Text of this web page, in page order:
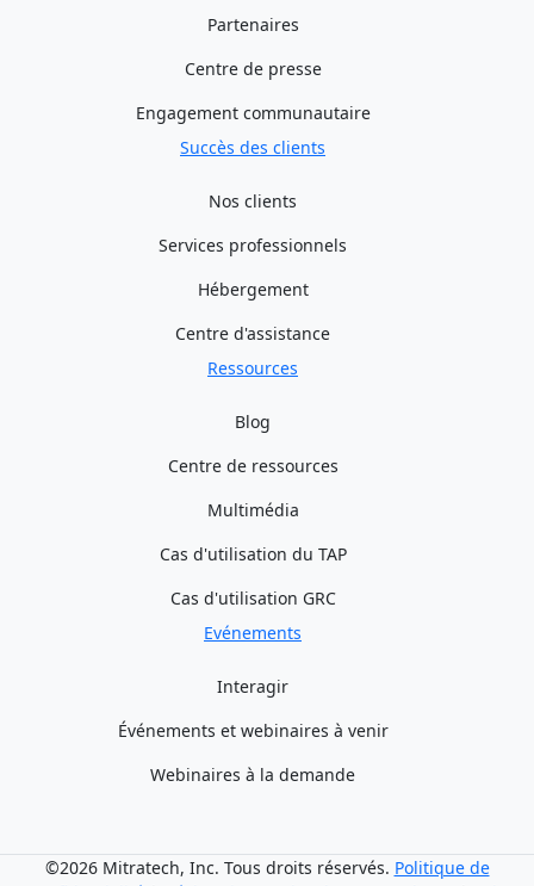
Partenaires
Centre de presse
Engagement communautaire
Succès des clients
Nos clients
Services professionnels
Hébergement
Centre d'assistance
Ressources
Blog
Centre de ressources
Multimédia
Cas d'utilisation du TAP
Cas d'utilisation GRC
Evénements
Interagir
Événements et webinaires à venir
Webinaires à la demande
©2026 Mitratech, Inc. Tous droits réservés. Politique de